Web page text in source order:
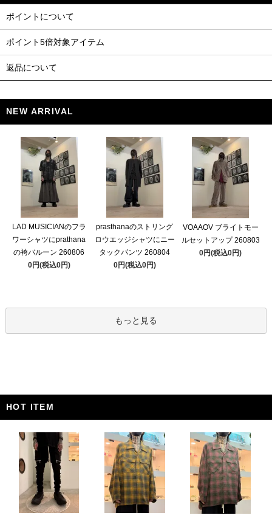
ポイントについて
ポイント5倍対象アイテム
返品について
NEW ARRIVAL
LAD MUSICIANのフラ
ワーシャツにprathana
の袴バルーン 260806
0円(税込0円)
prasthanaのストリング
ロウエッジシャツにニー
タックパンツ 260804
0円(税込0円)
VOAAOV ブライトモー
ルセットアップ 260803
0円(税込0円)
もっと見る
HOT ITEM